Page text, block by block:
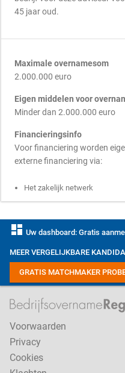
45 jaar oud.
Maximale overnamesom
2.000.000 euro
Eigen middelen voor
Minder dan 2.000.000 euro
Financieringsinfo
Voor financiering worden
externe financiering via:
Het zakelijk netwerk
dashboard Uw dashboard: Gratis
MEER VERGELIJKBARE
GRATIS MATCHMAKER
Voorwaarden
Privacy
Cookies